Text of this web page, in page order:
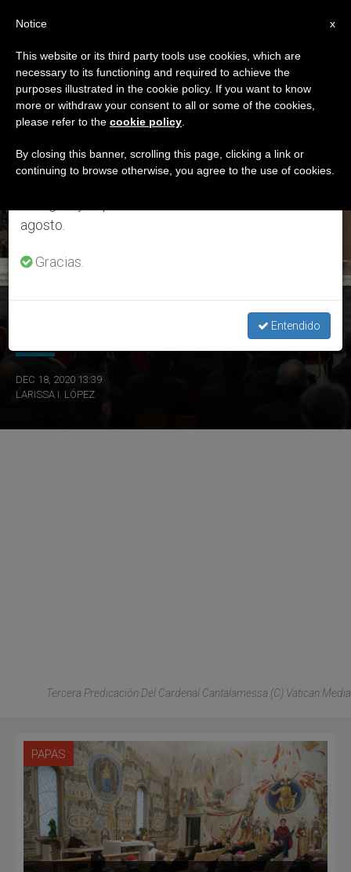
ETIQUETA
Posts Tagged
‘predicación’
ÚLTIMAS NOTICIAS
DEC 18, 2020 13:39
LARISSA I. LÓPEZ
Tercera Predicación Del Cardenal Cantalamessa (C) Vatican Media
PAPAS
×
Aviso importante
Del 27 de julio al 7 de agosto haremos la pausa
anual, aprovechando que en el periodo de verano
se generan menos informaciones y también el
agosto.
Gracias.
Entendido
x
Notice
This website or its third party tools use cookies, which are
necessary to its functioning and required to achieve the
purposes illustrated in the cookie policy. If you want to know
more or withdraw your consent to all or some of the cookies,
please refer to the cookie policy
By closing this banner, scrolling this page, clicking a link or
continuing to browse otherwise, you agree to the use of cookies.